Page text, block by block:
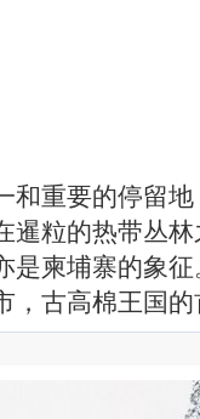
重要的停留地
暹粒的热带丛
是柬埔寨的象
，古高棉王国